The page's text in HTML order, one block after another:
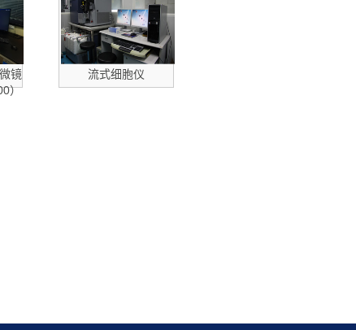
镜
）
流式细胞仪